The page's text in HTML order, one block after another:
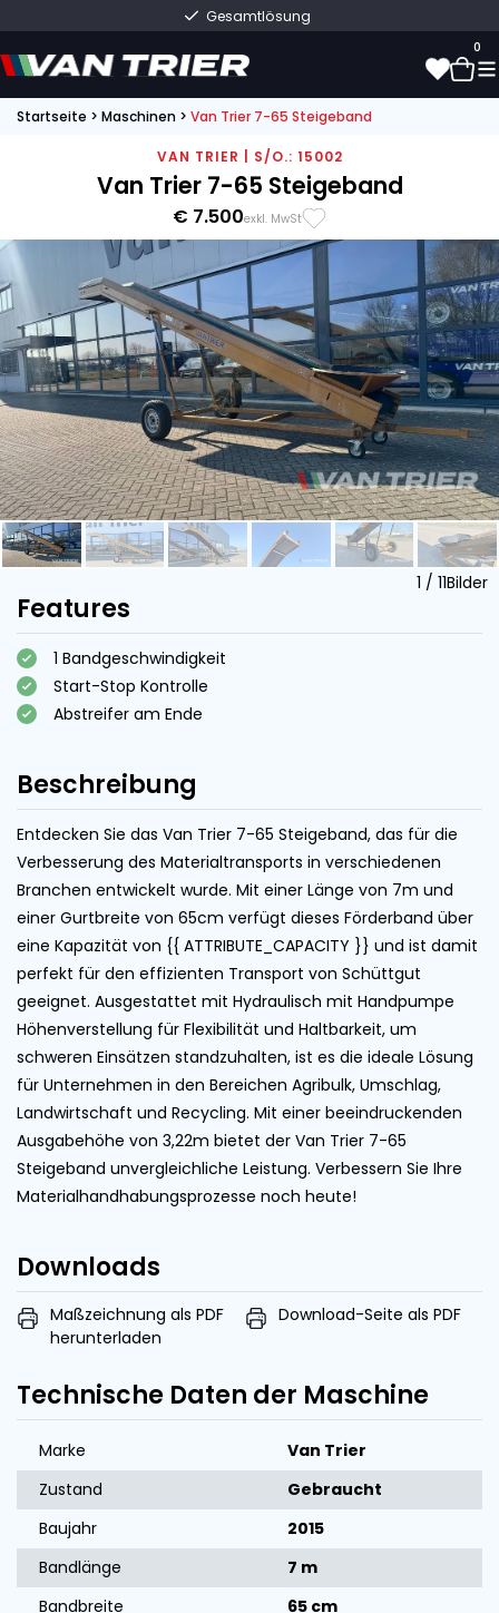
Gesamtlösung
0
Startseite > Maschinen > Van Trier 7-65 Steigeband
VAN TRIER | S/O.: 15002
Van Trier 7-65 Steigeband
€ 7.500exkl. MwSt
1 / 11Bilder
Features
1 Bandgeschwindigkeit
Start-Stop Kontrolle
Abstreifer am Ende
Beschreibung
Entdecken Sie das Van Trier 7-65 Steigeband, das für die
Verbesserung des Materialtransports in verschiedenen
Branchen entwickelt wurde. Mit einer Länge von 7m und
einer Gurtbreite von 65cm verfügt dieses Förderband über
eine Kapazität von {{ ATTRIBUTE_CAPACITY }} und ist damit
perfekt für den effizienten Transport von Schüttgut
geeignet. Ausgestattet mit Hydraulisch mit Handpumpe
Höhenverstellung für Flexibilität und Haltbarkeit, um
schweren Einsätzen standzuhalten, ist es die ideale Lösung
für Unternehmen in den Bereichen Agribulk, Umschlag,
Landwirtschaft und Recycling. Mit einer beeindruckenden
Ausgabehöhe von 3,22m bietet der Van Trier 7-65
Steigeband unvergleichliche Leistung. Verbessern Sie Ihre
Materialhandhabungsprozesse noch heute!
Downloads
Maßzeichnung als PDF
herunterladen
Download-Seite als PDF
Technische Daten der Maschine
Marke
Van Trier
Zustand
Gebraucht
Baujahr
2015
Bandlänge
7 m
Bandbreite
65 cm